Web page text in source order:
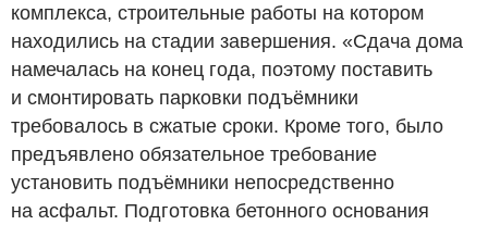
комплекса, строительные работы на котором
находились на стадии завершения. «Сдача дома
намечалась на конец года, поэтому поставить
и смонтировать парковки подъёмники
требовалось в сжатые сроки. Кроме того, было
предъявлено обязательное требование
установить подъёмники непосредственно
на асфальт. Подготовка бетонного основания